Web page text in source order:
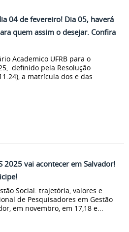
04 de fevereiro! Dia 05, haverá
quem assim o desejar. Confira
Academico UFRB para o
definido pela Resolução
a matrícula dos e das
2025 vai acontecer em Salvador!
Social: trajetória, valores e
de Pesquisadores em Gestão
em novembro, em 17,18 e...